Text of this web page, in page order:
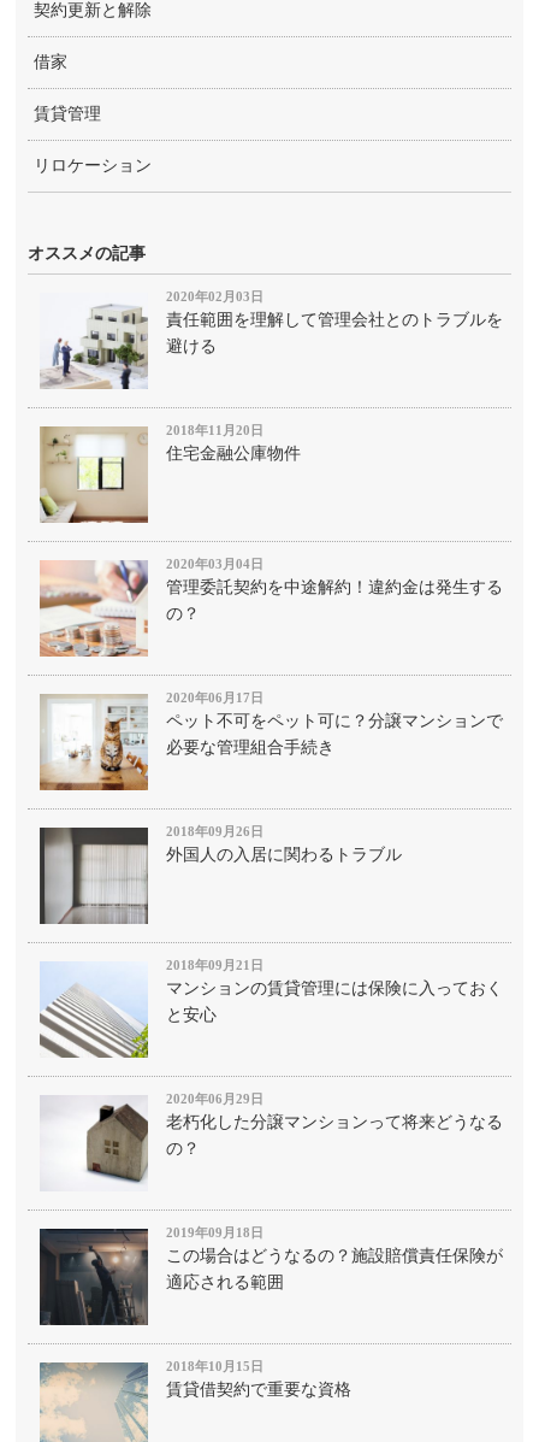
契約更新と解除
借家
賃貸管理
リロケーション
オススメの記事
2020年02月03日
責任範囲を理解して管理会社とのトラブルを
避ける
2018年11月20日
住宅金融公庫物件
2020年03月04日
管理委託契約を中途解約！違約金は発生する
の？
2020年06月17日
ペット不可をペット可に？分譲マンションで
必要な管理組合手続き
2018年09月26日
外国人の入居に関わるトラブル
2018年09月21日
マンションの賃貸管理には保険に入っておく
と安心
2020年06月29日
老朽化した分譲マンションって将来どうなる
の？
2019年09月18日
この場合はどうなるの？施設賠償責任保険が
適応される範囲
2018年10月15日
賃貸借契約で重要な資格